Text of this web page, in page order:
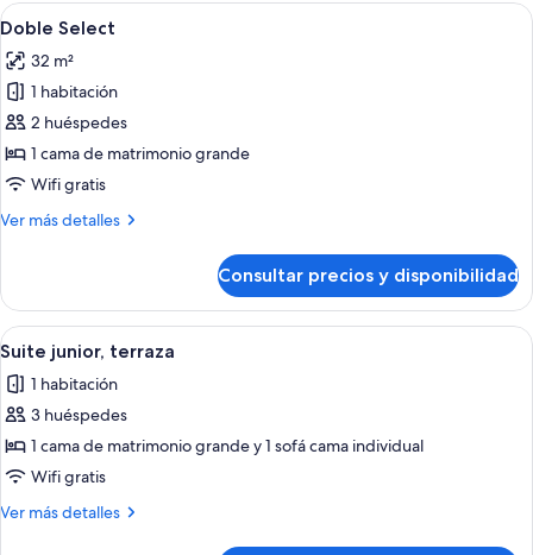
habitaciones,
Abrir
todas
las
fotos
de
Doble
Select
Doble Select | Minibar, caja fuerte,
4
Doble Select
32 m²
1 habitación
2 huéspedes
1 cama de matrimonio grande
Wifi gratis
Ver más detalles
Más
Select
Consultar precios y disponibilidad
Abrir
todas
las
fotos
de
Suite
junior,
Habitación de hotel con una cama
5
Suite junior, terraza
1 habitación
3 huéspedes
1 cama de matrimonio grande y 1 sofá cama individual
Wifi gratis
Ver más detalles
Más